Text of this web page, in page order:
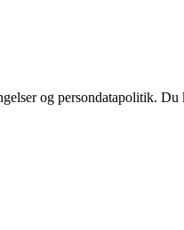
og persondatapolitik.